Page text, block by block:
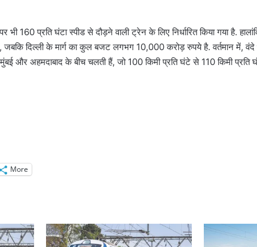
भी 160 प्रति घंटा स्पीड से दौड़ने वाली ट्रेन के लिए निर्धारित किया गया है.
दिल्ली के मार्ग का कुल बजट लगभग 10,000 करोड़ रुपये है. वर्तमान में, वंदे
और अहमदाबाद के बीच चलती हैं, जो 100 किमी प्रति घंटे से 110 किमी प्रति
More